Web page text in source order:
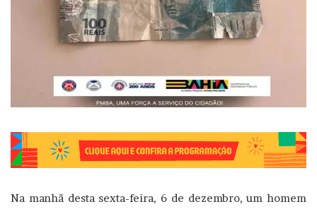
Na manhã desta sexta-feira, 6 de dezembro, um homem